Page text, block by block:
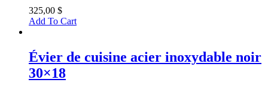
325,00 $
Add To Cart
Évier de cuisine acier inoxydable noir
30×18